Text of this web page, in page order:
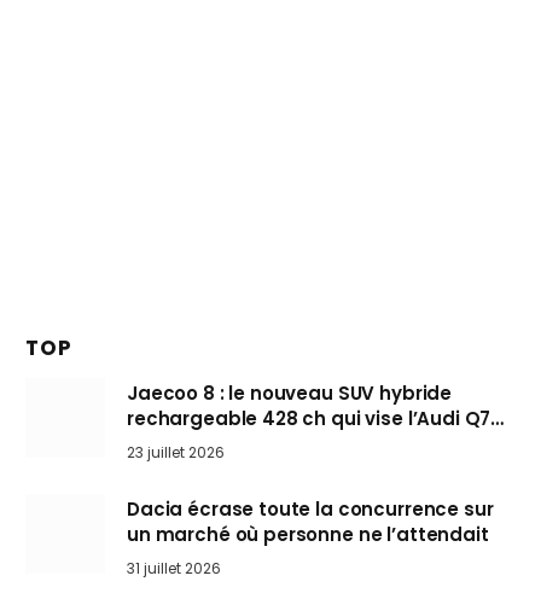
TOP
Jaecoo 8 : le nouveau SUV hybride
rechargeable 428 ch qui vise l’Audi Q7
arrive en Europe cet automne
23 juillet 2026
Dacia écrase toute la concurrence sur
un marché où personne ne l’attendait
31 juillet 2026